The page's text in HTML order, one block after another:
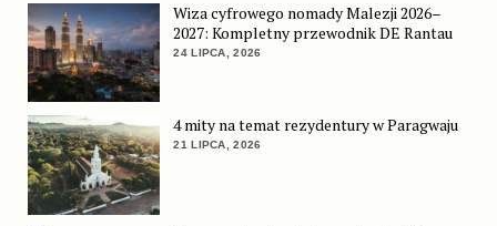
Wiza cyfrowego nomady Malezji 2026–
2027: Kompletny przewodnik DE Rantau
24 LIPCA, 2026
4 mity na temat rezydentury w Paragwaju
21 LIPCA, 2026